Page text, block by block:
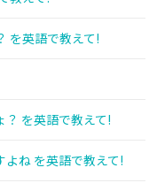
を英語で教えて!
を英語で教えて!
ね を英語で教えて!